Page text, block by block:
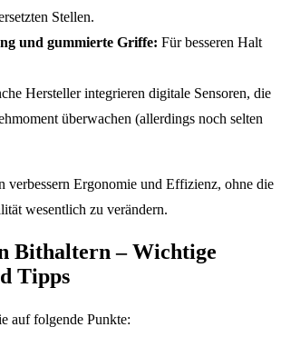
Stellen.
und gummierte Griffe: Für besseren Halt
Hersteller integrieren digitale Sensoren, die
überwachen (allerdings noch selten
verbessern Ergonomie und Effizienz, ohne die
wesentlich zu verändern.
Bithaltern – Wichtige
Tipps
auf folgende Punkte: